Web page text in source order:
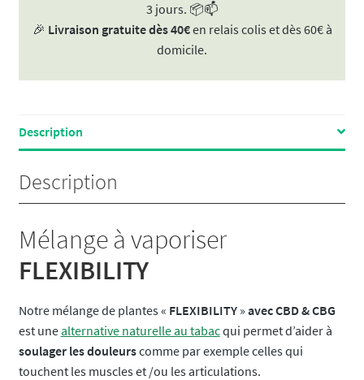
plantes
"FLEXIBILITY"
(Anti-
Douleurs)
3 jours. 📦📫
🎉 Livraison gratuite dès 40€en relais colis et dès 60€ à
domicile.
Description
Description
Mélange à vaporiser
FLEXIBILITY
Notre mélange de plantes « FLEXIBILITY» avec CBD & CBG
est unealternative naturelle au tabacqui permet d’aider à
soulager les douleurscomme par exemple celles qui
touchent les muscles et /ou les articulations.